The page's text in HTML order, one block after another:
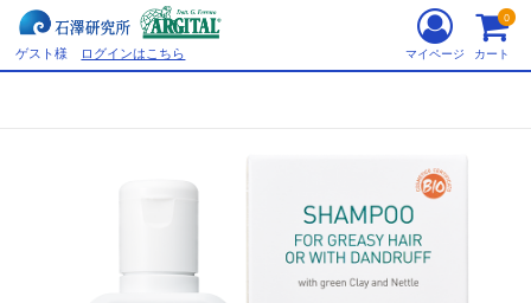
ゲスト様 ログインはこちら マイページ カート
0